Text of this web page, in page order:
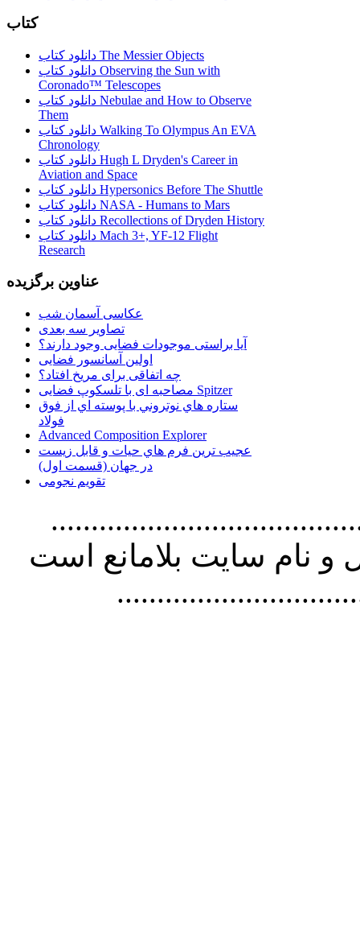
کتاب
دانلود کتاب The Messier Objects
دانلود کتاب Observing the Sun with
Coronado™ Telescopes
دانلود کتاب Nebulae and How to Observe
Them
دانلود کتاب Walking To Olympus An EVA
Chronology
دانلود کتاب Hugh L Dryden's Career in
Aviation and Space
دانلود کتاب Hypersonics Before The Shuttle
دانلود کتاب NASA - Humans to Mars
دانلود کتاب Recollections of Dryden History
دانلود کتاب Mach 3+, YF-12 Flight
Research
عناوین برگزیده
عکاسی آسمان شب
تصاویر سه بعدی
آیا براستی موجودات فضایی وجود دارند؟
اولین آسانسور فضایی
چه اتفاقی برای مریخ افتاد؟
مصاحبه ای با تلسکوپ فضایی Spitzer
ستاره هاي نوتروني با پوسته اي از فوق
فولاد
Advanced Composition Explorer
عجیب ترین فرم هاي حيات و قابل زيست
در جهان (قسمت اول)
تقویم نجومی
استفاده از
نام سايت بلامانع است